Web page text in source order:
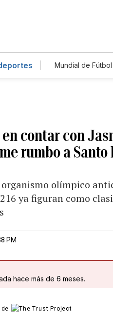
Mundial de
contar con
rumbo a
olímpico
ya figuran como
PM
hace más de 6 meses.